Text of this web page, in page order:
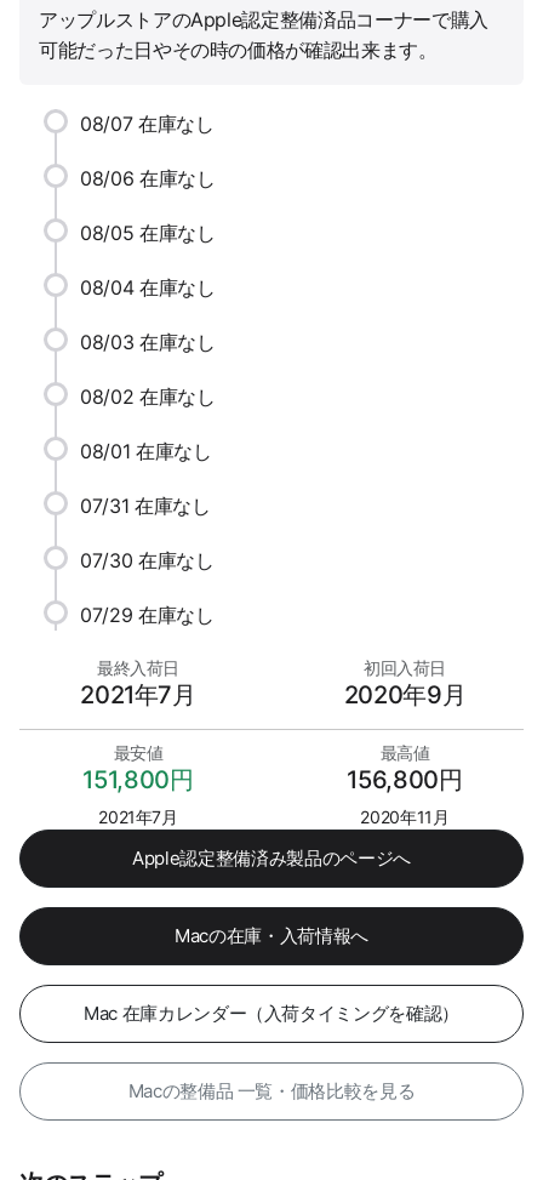
アップルストアのApple認定整備済品コーナーで購入
可能だった日やその時の価格が確認出来ます。
08/07 在庫なし
08/06 在庫なし
08/05 在庫なし
08/04 在庫なし
08/03 在庫なし
08/02 在庫なし
08/01 在庫なし
07/31 在庫なし
07/30 在庫なし
07/29 在庫なし
最終入荷日
2021年7月
初回入荷日
2020年9月
最安値
151,800円
2021年7月
最高値
156,800円
2020年11月
Apple認定整備済み製品のページへ
Macの在庫・入荷情報へ
Mac 在庫カレンダー（入荷タイミングを確認）
Macの整備品 一覧・価格比較を見る